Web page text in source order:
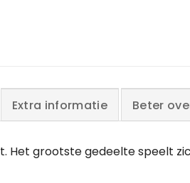
Extra informatie Beter
Het grootste gedeelte speelt